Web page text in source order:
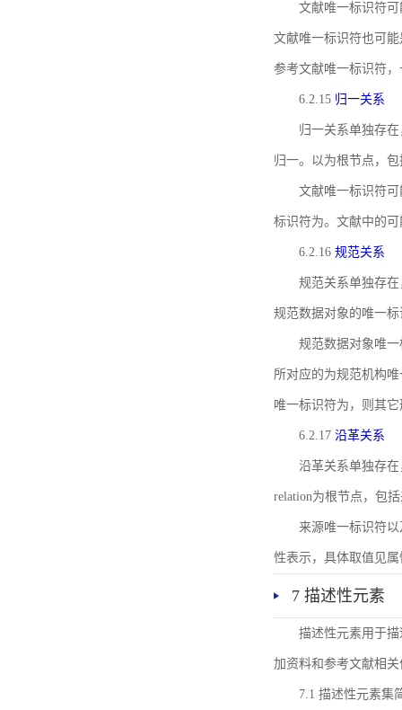
文献唯一标识符
文献唯一标识符也可
参考文献唯一标识符
6.2.15 归一关系
归一关系单独存
归一。以为根节点，
文献唯一标识符
标识符为。文献中的
6.2.16 规范关系
规范关系单独存
规范数据对象的唯一
规范数据对象唯一
所对应的为规范机构
唯一标识符为，则其
6.2.17 沿革关系
沿革关系单独存
relation为根节点，包
来源唯一标识符以
性表示，具体取值见属
7 描述性元素
描述性元素用于
加资料和参考文献相
7.1 描述性元素集